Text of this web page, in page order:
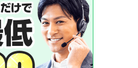
いという事情があるようで
Supported Agriculture：
ようという概念)も浸透し
Farmigo（ファーミゴ）」